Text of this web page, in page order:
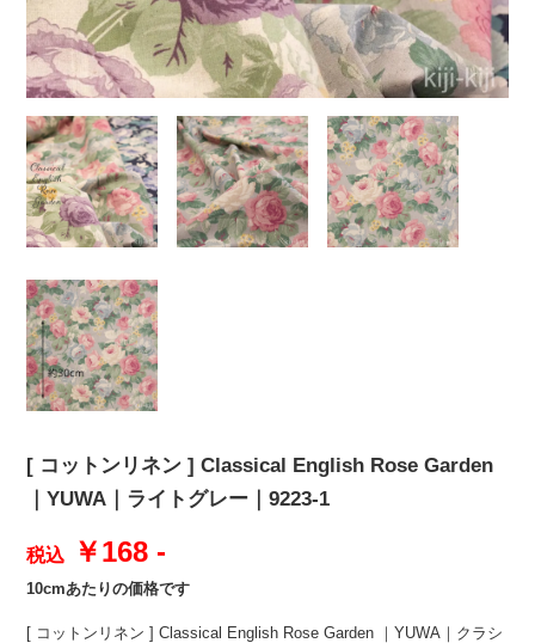
[ コットンリネン ] Classical English Rose Garden
｜YUWA｜ライトグレー｜9223-1
税込 ￥168 -
10cmあたりの価格です
[ コットンリネン ] Classical English Rose Garden ｜YUWA｜クラシ